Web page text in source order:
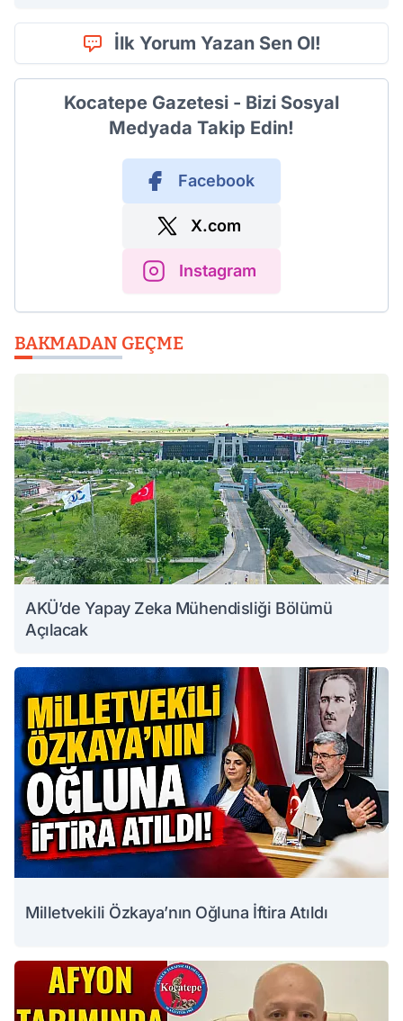
İlk Yorum Yazan Sen Ol!
Kocatepe Gazetesi - Bizi Sosyal
Medyada Takip Edin!
Facebook
X.com
Instagram
BAKMADAN GEÇME
AKÜ’de Yapay Zeka Mühendisliği Bölümü
Açılacak
Milletvekili Özkaya’nın Oğluna İftira Atıldı